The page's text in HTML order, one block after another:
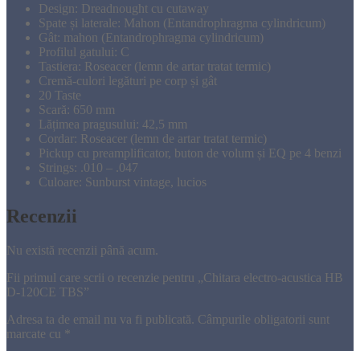
Design: Dreadnought cu cutaway
Spate și laterale: Mahon (Entandrophragma cylindricum)
Gât: mahon (Entandrophragma cylindricum)
Profilul gatului: C
Tastiera: Roseacer (lemn de artar tratat termic)
Cremă-culori legături pe corp și gât
20 Taste
Scară: 650 mm
Lățimea pragusului: 42,5 mm
Cordar: Roseacer (lemn de artar tratat termic)
Pickup cu preamplificator, buton de volum și EQ pe 4 benzi
Strings: .010 – .047
Culoare: Sunburst vintage, lucios
Recenzii
Nu există recenzii până acum.
Fii primul care scrii o recenzie pentru „Chitara electro-acustica HB
D-120CE TBS”
Adresa ta de email nu va fi publicată. Câmpurile obligatorii sunt
marcate cu *